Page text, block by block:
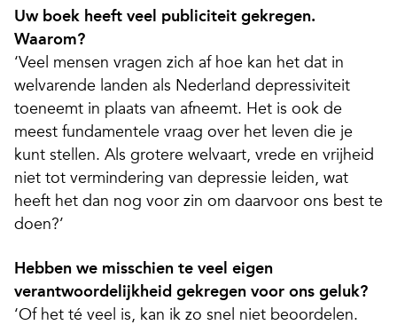
Uw boek heeft veel publiciteit gekregen.
Waarom?
‘Veel mensen vragen zich af hoe kan het dat in
welvarende landen als Nederland depressiviteit
toeneemt in plaats van afneemt. Het is ook de
meest fundamentele vraag over het leven die je
kunt stellen. Als grotere welvaart, vrede en vrijheid
niet tot vermindering van depressie leiden, wat
heeft het dan nog voor zin om daarvoor ons best te
doen?’
Hebben we misschien te veel eigen
verantwoordelijkheid gekregen voor ons geluk?
‘Of het té veel is, kan ik zo snel niet beoordelen.